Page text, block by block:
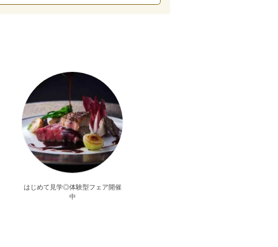
はじめて見学◎体験型フェア開催
中